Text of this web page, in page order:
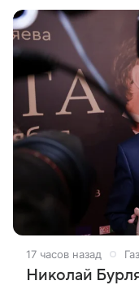
17 часов назад
Николай